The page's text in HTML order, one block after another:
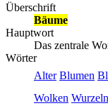
Überschrift
Bäume
Hauptwort
Das zentrale
Wörter
Alter Blumen
Wolken Wurzeln